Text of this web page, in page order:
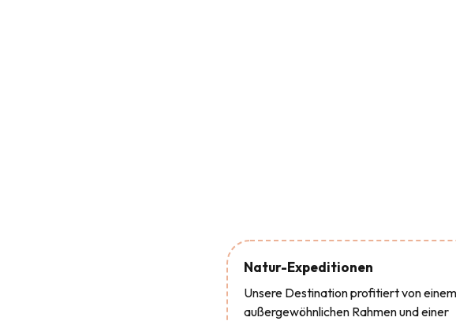
Natur-Expeditionen
Unsere Destination profitiert von einem
außergewöhnlichen Rahmen und einer